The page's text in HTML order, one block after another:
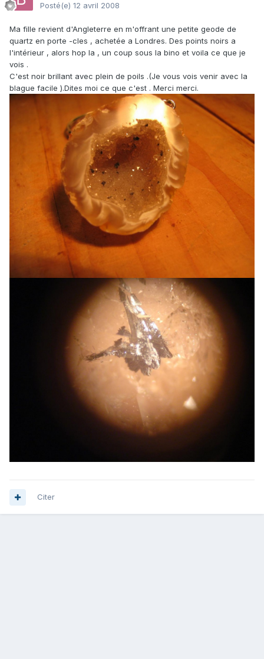
Posté(e) 12 avril 2008
Ma fille revient d'Angleterre en m'offrant une petite geode de
quartz en porte -cles , achetée a Londres. Des points noirs a
l'intérieur , alors hop la , un coup sous la bino et voila ce que je
vois .
C'est noir brillant avec plein de poils .(Je vous vois venir avec la
blague facile ).Dites moi ce que c'est . Merci merci.
Citer